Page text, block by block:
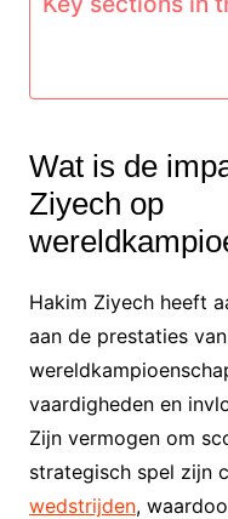
Wat is de
Ziyech op
Hakim Ziyech heeft
aan de prestaties
vaardigheden en
Zijn vermogen om
strategisch spel zijn
wedstrijden,